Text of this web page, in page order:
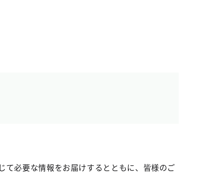
て必要な情報をお届けするとともに、皆様のご